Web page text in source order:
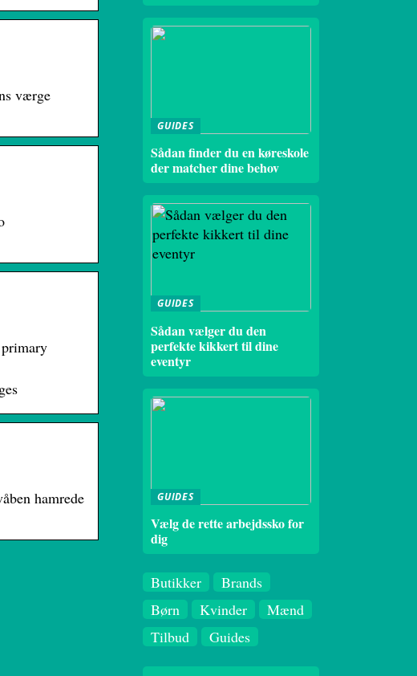
værge
hamrede
GUIDES
Sådan finder du en køreskole
der matcher dine behov
GUIDES
Sådan vælger du den
perfekte kikkert til dine
eventyr
GUIDES
Vælg de rette arbejdssko for
dig
Butikker
Brands
Børn
Kvinder
Mænd
Tilbud
Guides